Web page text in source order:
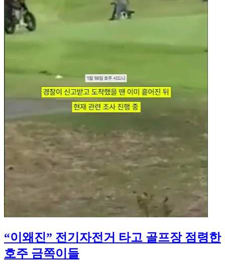
“이왜진” 전기자전거 타고 골프장 점령한
호주 금쪽이들